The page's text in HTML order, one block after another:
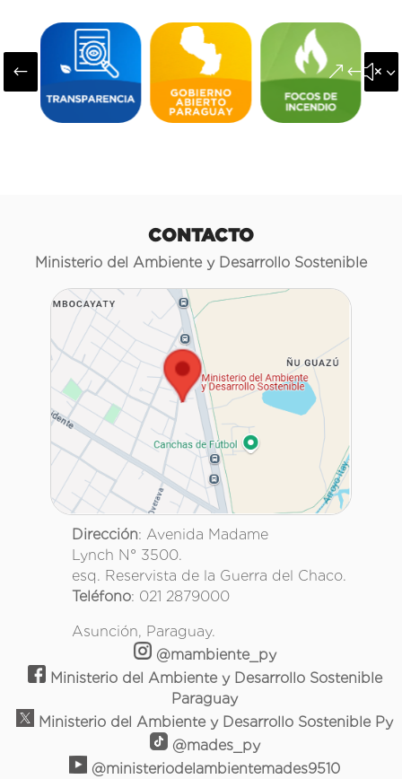
#
CONTACTO
Ministerio del Ambiente y Desarrollo Sostenible
Dirección: Avenida Madame
Lynch N° 3500.
esq. Reservista de la Guerra del Chaco.
Teléfono: 021 2879000
Asunción, Paraguay.
@mambiente_py
Ministerio del Ambiente y Desarrollo Sostenible
Paraguay
Ministerio del Ambiente y Desarrollo Sostenible Py
@mades_py
@ministeriodelambientemades9510